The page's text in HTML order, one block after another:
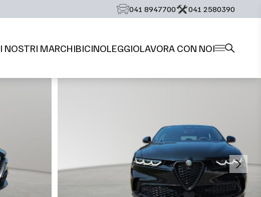
‭041 8947700‬ ‭041 2580390‬
I NOSTRI MARCHIBICINOLEGGIOLAVORA CON NOI